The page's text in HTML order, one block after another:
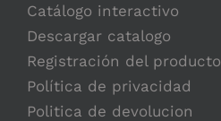
Catálogo interactivo
Descargar catalogo
Registración del producto
Política de privacidad
Politica de devolucion